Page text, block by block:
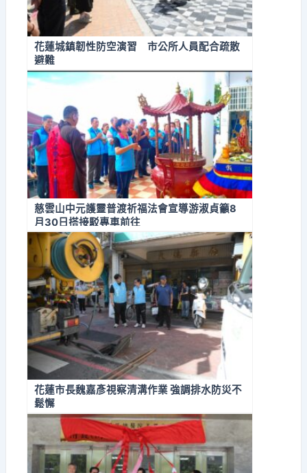
花蓮城鎮韌性防空演習 市公所人員配合疏散
避難
慈雲山中元護靈普渡祈福法會宣導游淑貞籲8
月30日搭接駁專車前往
花蓮市長魏嘉彥視察清溝作業 強調排水防災不
鬆懈